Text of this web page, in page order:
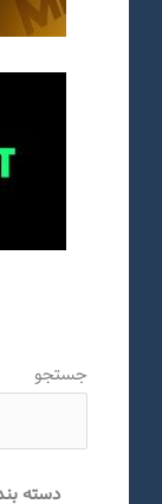
جستجو
دسته